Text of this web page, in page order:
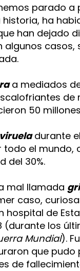
parado a
ha
han dejado
algunos casos,
a mediados
de
50
virueladurante
todo el mundo,
del 30%.
mal llamada
caso,
hospital de
(durante los
Mundial).
que pudo
de